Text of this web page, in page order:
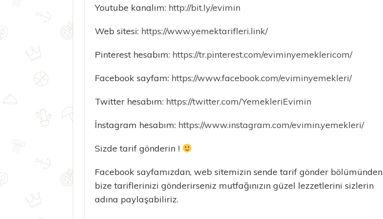
Youtube kanalım: http://bit.ly/evimin
Web sitesi: https://www.yemektarifleri.link/
Pinterest hesabım: https://tr.pinterest.com/eviminyemeklericom/
Facebook sayfam: https://www.facebook.com/eviminyemekleri/
Twitter hesabım: https://twitter.com/YemekleriEvimin
İnstagram hesabım: https://www.instagram.com/evimin.yemekleri/
Sizde tarif gönderin !
Facebook sayfamızdan, web sitemizin sende tarif gönder bölümünden
bize tariflerinizi gönderirseniz mutfağınızın güzel lezzetlerini sizlerin
adına paylaşabiliriz.